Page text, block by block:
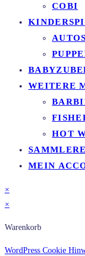
COBI
WEITERE
HOT
MEIN
×
×
Warenkorb
WordPress Cookie